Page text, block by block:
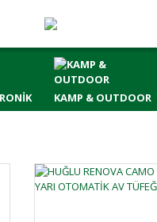
KAMP & OUTDOOR